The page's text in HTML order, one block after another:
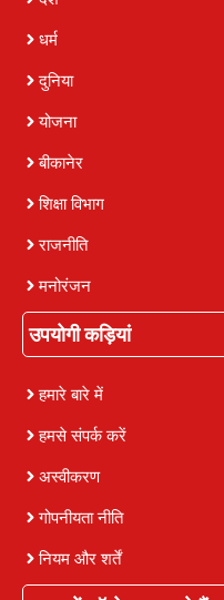
धर्म
दुनिया
योजना
बीकानेर
शिक्षा विभाग
राजनीति
मनोरंजन
उपयोगी कड़ियां
हमारे बारे में
हमसे संपर्क करें
अस्वीकरण
गोपनीयता नीति
नियम और शर्तें